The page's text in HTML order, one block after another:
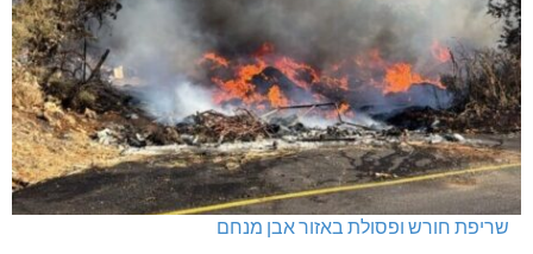
שריפת חורש ופסולת באזור אבן מנחם